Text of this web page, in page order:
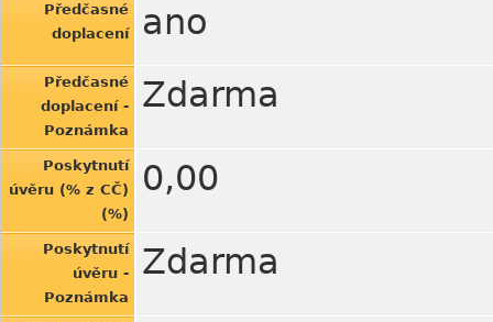
Předčasné
doplacení
ano
Předčasné
doplacení -
Poznámka
Zdarma
Poskytnutí
úvěru (% z CČ)
(%)
0,00
Poskytnutí
úvěru -
Poznámka
Zdarma